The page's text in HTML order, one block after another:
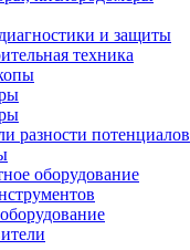
и защиты
техника
разности потенциалов
оборудование